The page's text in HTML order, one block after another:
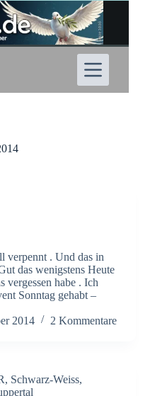
verpennt . Und das in
das wenigstens Heute
vergessen habe . Ich
Sonntag gehabt –
2014 2 Kommentare
, Schwarz-Weiss,